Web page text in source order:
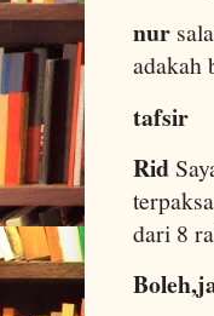
nur
adakah
tafsir
Rid
dari 8